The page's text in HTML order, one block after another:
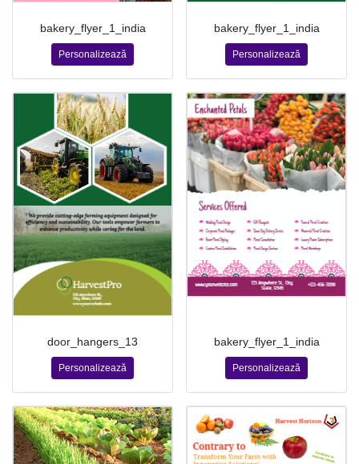
bakery_flyer_1_india
Personalizează
bakery_flyer_1_india
Personalizează
door_hangers_13
Personalizează
bakery_flyer_1_india
Personalizează